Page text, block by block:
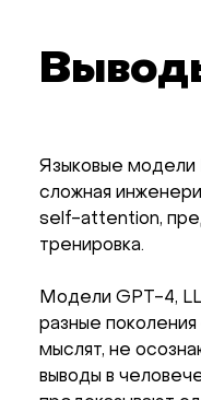
Языковые модели
сложная
self-attention,
тренировка.
Модели GPT-4,
разные
мыслят, не
выводы в